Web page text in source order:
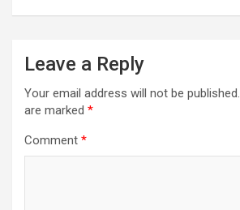
Leave a Reply
Your email address will not be published.
are marked *
Comment *